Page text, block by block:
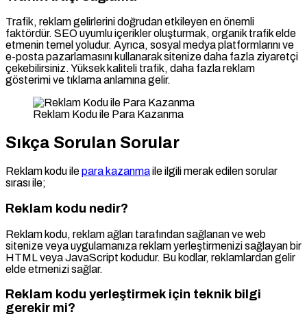
Trafik, reklam gelirlerini doğrudan etkileyen en önemli
faktördür. SEO uyumlu içerikler oluşturmak, organik trafik elde
etmenin temel yoludur. Ayrıca, sosyal medya platformlarını ve
e-posta pazarlamasını kullanarak sitenize daha fazla ziyaretçi
çekebilirsiniz. Yüksek kaliteli trafik, daha fazla reklam
gösterimi ve tıklama anlamına gelir.
Reklam Kodu ile Para Kazanma
Sıkça Sorulan Sorular
Reklam kodu ilepara kazanmaile ilgili merak edilen sorular
sırası ile;
Reklam kodu nedir?
Reklam kodu, reklam ağları tarafından sağlanan ve web
sitenize veya uygulamanıza reklam yerleştirmenizi sağlayan bir
HTML veya JavaScript kodudur. Bu kodlar, reklamlardan gelir
elde etmenizi sağlar.
Reklam kodu yerleştirmek için teknik bilgi
gerekir mi?